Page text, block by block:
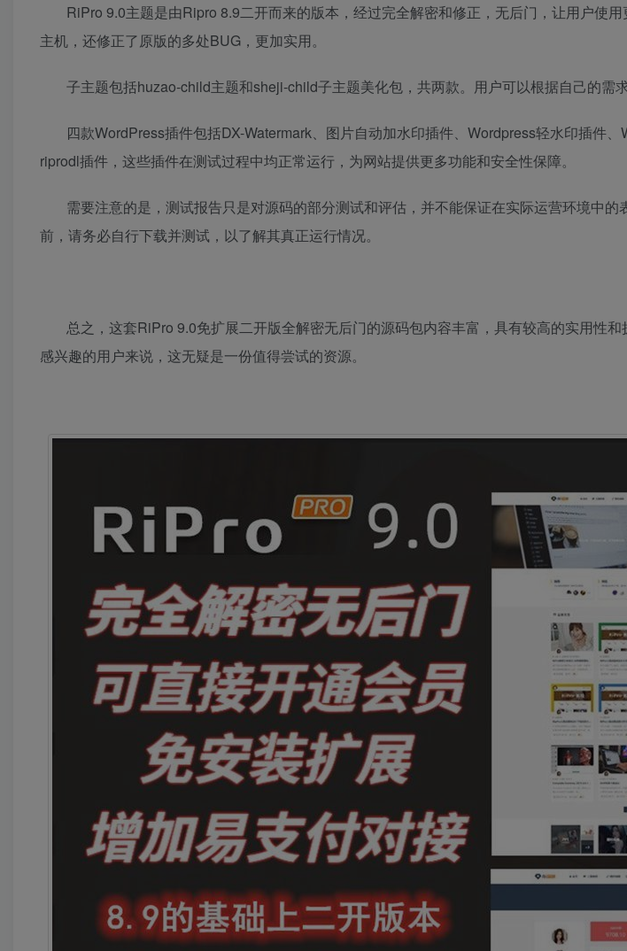
RiPro 9.0主题是由Ripro 8.9二开而来的版本，经过完全解密和修正，无后门，让用户使
主机，还修正了原版的多处BUG，更加实用。
子主题包括huzao-child主题和sheji-child子主题美化包，共两款。用户可以根据自己的需
四款WordPress插件包括DX-Watermark、图片自动加水印插件、Wordpress轻水印插件
riprodl插件，这些插件在测试过程中均正常运行，为网站提供更多功能和安全性保障。
需要注意的是，测试报告只是对源码的部分测试和评估，并不能保证在实际运营环境中的
前，请务必自行下载并测试，以了解其真正运行情况。
总之，这套RiPro 9.0免扩展二开版全解密无后门的源码包内容丰富，具有较高的实用性
感兴趣的用户来说，这无疑是一份值得尝试的资源。